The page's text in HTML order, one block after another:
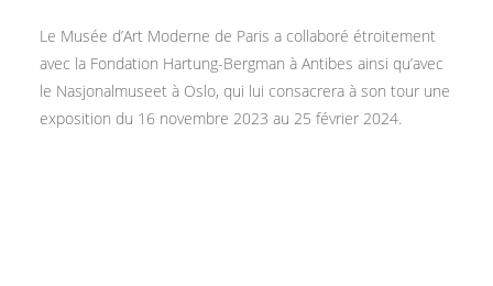
Le Musée d’Art Moderne de Paris a collaboré étroitement
avec la Fondation Hartung-Bergman à Antibes ainsi qu’avec
le Nasjonalmuseet à Oslo, qui lui consacrera à son tour une
exposition du 16 novembre 2023 au 25 février 2024.